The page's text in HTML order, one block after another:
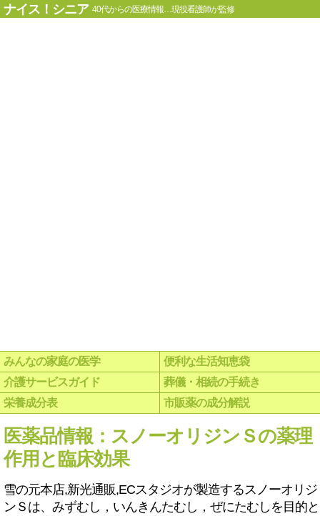
ナイス！シニア 40代からの医療情報…現役看護師が監修
みんなの家庭の医学
便利な生活知恵袋
介護サービスガイド
葬儀・相続の手続き
栄養成分表
市販薬の成分解説
医薬品情報：スノーオリジンＳの薬理
作用と臨床効果
雪の元本店,新光通販,ECスタジオが製造するスノーオリジ
ンＳは、みずむし，いんきんたむし，ぜにたむしを目的と